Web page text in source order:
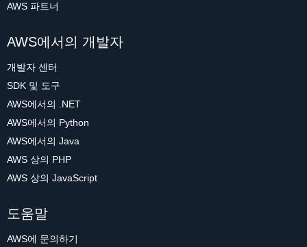
AWS 파트너
AWS에서의 개발자
개발자 센터
SDK 및 도구
AWS에서의 .NET
AWS에서의 Python
AWS에서의 Java
AWS 상의 PHP
AWS 상의 JavaScript
도움말
AWS에 문의하기